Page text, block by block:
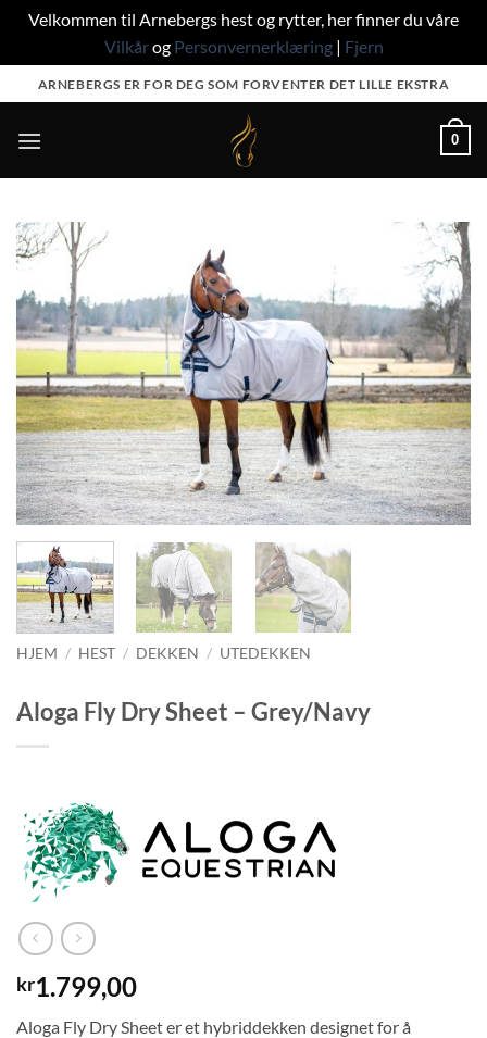
Velkommen til Arnebergs hest og rytter, her finner du våre
Vilkårog Personvernerklæring| Fjern
to
content
ARNEBERGS ER FOR DEG SOM FORVENTER DET LILLE EKSTRA
0
HJEM / HEST / DEKKEN / UTEDEKKEN
Aloga Fly Dry Sheet – Grey/Navy
kr1.799,00
Aloga Fly Dry Sheet er et hybriddekken designet for å